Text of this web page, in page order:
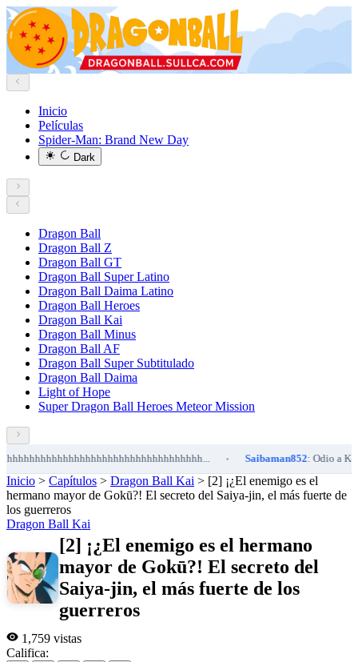
Inicio
Películas
Spider-Man: Brand New Day
Dark
Dragon Ball
Dragon Ball Z
Dragon Ball GT
Dragon Ball Super Latino
Dragon Ball Daima Latino
Dragon Ball Heroes
Dragon Ball Kai
Dragon Ball Minus
Dragon Ball AF
Dragon Ball Super Subtitulado
Dragon Ball Daima
Light of Hope
Super Dragon Ball Heroes Meteor Mission
• Saibaman852: Odio a Kefla y
Inicio > Capítulos > Dragon Ball Kai > [2] ¡¿El enemigo es el
hermano mayor de Gokū?! El secreto del Saiya-jin, el más fuerte de
los guerreros
Dragon Ball Kai
[2] ¡¿El enemigo es el hermano
mayor de Gokū?! El secreto del
Saiya-jin, el más fuerte de los
guerreros
1,759 vistas
Califica: